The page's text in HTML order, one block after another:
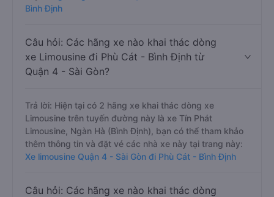
Bình Định
Câu hỏi: Các hãng xe nào khai thác dòng
xe Limousine đi Phù Cát - Bình Định từ
Quận 4 - Sài Gòn?
Trả lời: Hiện tại có 2 hãng xe khai thác dòng xe
Limousine trên tuyến đường này là xe Tín Phát
Limousine, Ngàn Hà (Bình Định), bạn có thể tham khảo
thêm thông tin và đặt vé các nhà xe này tại trang này:
Xe limousine Quận 4 - Sài Gòn đi Phù Cát - Bình Định
Câu hỏi: Các hãng xe nào khai thác dòng